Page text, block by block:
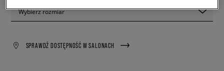
Wybierz rozmiar
SPRAWDŹ DOSTĘPNOŚĆ W SALONACH